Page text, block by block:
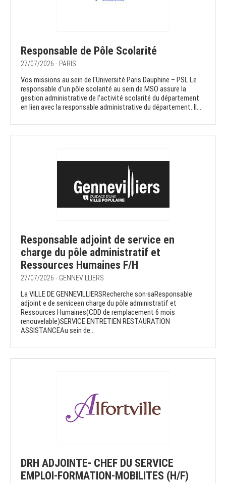
Responsable de Pôle Scolarité
27/07/2026 - PARIS
Vos missions au sein de l'Université Paris Dauphine – PSL Le
responsable d'un pôle scolarité au sein de MSO assure la
gestion administrative de l'activité scolarité du département
en lien avec la responsable administrative du département. Il...
Responsable adjoint de service en
charge du pôle administratif et
Ressources Humaines F/H
27/07/2026 - GENNEVILLIERS
La VILLE DE GENNEVILLIERSRecherche son·saResponsable
adjoint·e de serviceen charge du pôle administratif et
Ressources Humaines(CDD de remplacement 6 mois
renouvelable)SERVICE ENTRETIEN RESTAURATION
ASSISTANCEAu sein de...
DRH ADJOINTE- CHEF DU SERVICE
EMPLOI-FORMATION-MOBILITES (H/F)